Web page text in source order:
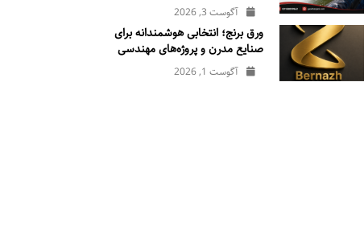
آگوست 3, 2026
ورق برنج؛ انتخابی هوشمندانه برای
صنایع مدرن و پروژه‌های مهندسی
آگوست 1, 2026